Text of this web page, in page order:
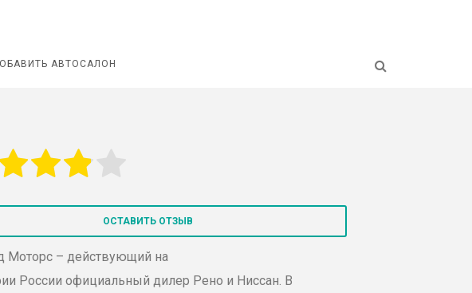
АВТОСАЛОН
ОСТАВИТЬ ОТЗЫВ
Моторс – действующий на
России официальный дилер Рено и Ниссан. В